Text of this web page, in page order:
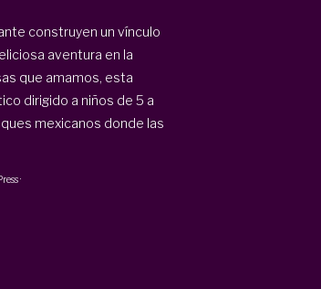
construyen un vínculo
aventura en la
que amamos, esta
dirigido a niños de 5 a
mexicanos donde las
·